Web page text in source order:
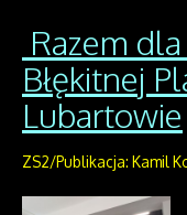
Razem
Błękitnej
Lubartowie
ZS2/Publikacja: Kamil